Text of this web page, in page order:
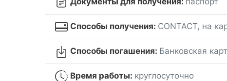
Способы получения: CONTACT, на
Способы погашения: Банковская
Время работы: круглосуточно